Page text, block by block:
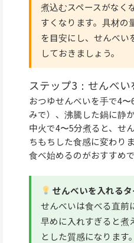
煮込むスペースがなく
すくなります。具材の
を目安にし、せんべい
しておきましょう。
ステップ3：せんべい
おつゆせんべいを手で4
みで）、沸騰した鍋に静
中火で4〜5分煮ると、せ
ちもちした食感に変わり
食べ始めるのがおすすめで
せんべいを入れる
せんべいは食べる直前
早めに入れすぎると煮
とした質感になります